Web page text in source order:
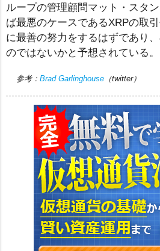
ループの管理顧問マット・スタ
ば最悪のケースであるXRPの取
に最善の努力をするはずであり
のではないかと予想されている。
参考： Brad Garlinghouse（twitter）